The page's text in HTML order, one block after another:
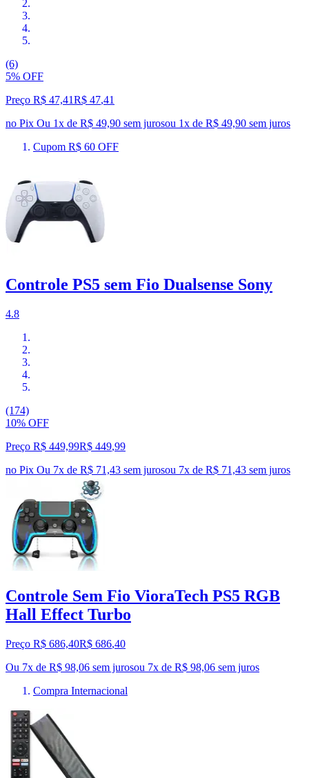
(6)
5% OFF
Preço R$ 47,41R$ 47,41
no Pix Ou 1x de R$ 49,90 sem jurosou 1x de R$ 49,90 sem juros
Cupom R$ 60 OFF
Controle PS5 sem Fio Dualsense Sony
4.8
(174)
10% OFF
Preço R$ 449,99R$ 449,99
no Pix Ou 7x de R$ 71,43 sem jurosou 7x de R$ 71,43 sem juros
Controle Sem Fio VioraTech PS5 RGB
Hall Effect Turbo
Preço R$ 686,40R$ 686,40
Ou 7x de R$ 98,06 sem jurosou 7x de R$ 98,06 sem juros
Compra Internacional